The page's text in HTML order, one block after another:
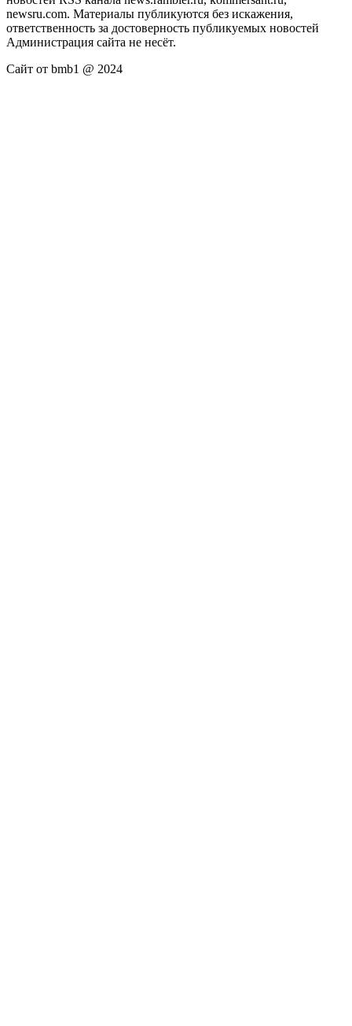
newsru.com. Материалы публикуются без искажения,
ответственность за достоверность публикуемых новостей
Администрация сайта не несёт.
Сайт от bmb1 @ 2024